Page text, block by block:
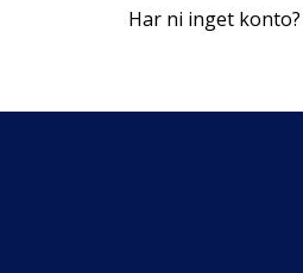
Har ni inget konto?